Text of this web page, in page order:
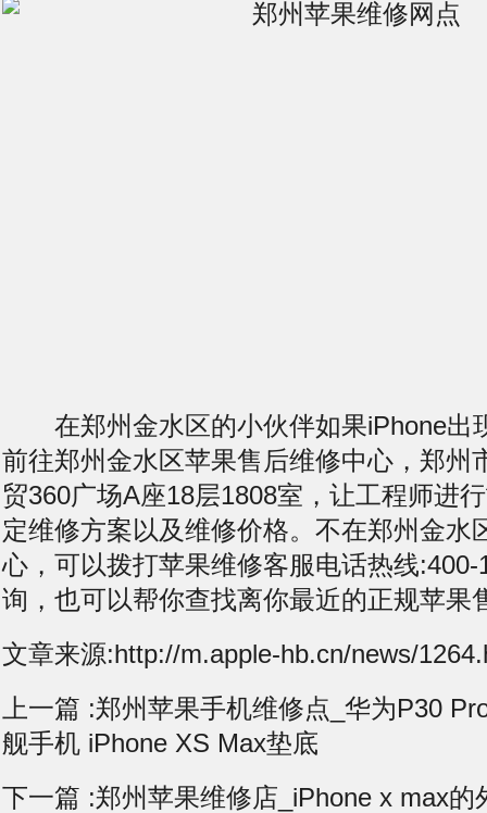
在郑州金水区的小伙伴如果iPhone出
前往郑州金水区苹果售后维修中心，郑州
贸360广场A座18层1808室，让工程师进
定维修方案以及维修价格。不在郑州金水
心，可以拨打苹果维修客服电话热线:400-
询，也可以帮你查找离你最近的正规苹果
文章来源:http://m.apple-hb.cn/news/
上一篇 :郑州苹果手机维修点_华为P30
舰手机 iPhone XS Max垫底
下一篇 :郑州苹果维修店_iPhone x max的